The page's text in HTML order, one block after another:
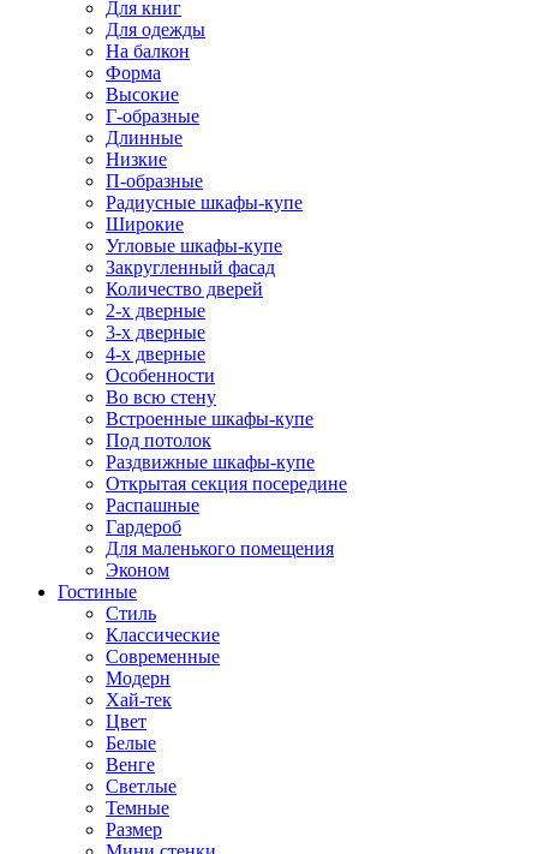
Для книг
Для одежды
На балкон
Форма
Высокие
Г-образные
Длинные
Низкие
П-образные
Радиусные шкафы-купе
Широкие
Угловые шкафы-купе
Закругленный фасад
Количество дверей
2-х дверные
3-х дверные
4-х дверные
Особенности
Во всю стену
Встроенные шкафы-купе
Под потолок
Раздвижные шкафы-купе
Открытая секция посередине
Распашные
Гардероб
Для маленького помещения
Эконом
Гостиные
Стиль
Классические
Современные
Модерн
Хай-тек
Цвет
Белые
Венге
Светлые
Темные
Размер